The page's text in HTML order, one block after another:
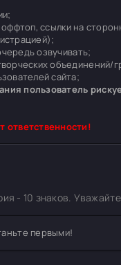
оффтоп, ссылки на
озвучивать;
объединений/
сайта;
пользователь
ответственности!
- 10 знаков. Уважайте
первыми!